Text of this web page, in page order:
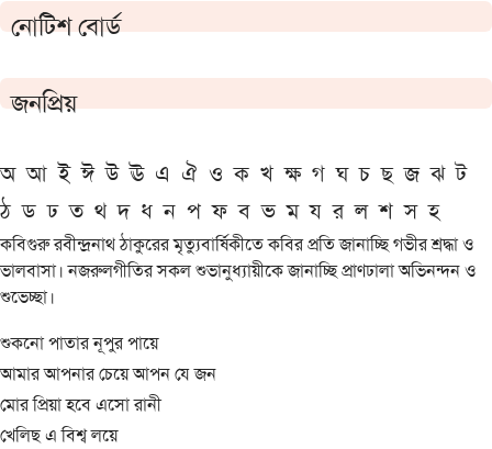
নোটিশ বোর্ড
জনপ্রিয়
অ আ ই ঈ উ ঊ এ ঐ ও ক খ ক্ষ গ ঘ চ ছ জ ঝ ট
ঠ ড ঢ ত থ দ ধ ন প ফ ব ভ ম য র ল শ স হ
কবিগুরু রবীন্দ্রনাথ ঠাকুরের মৃত্যুবার্ষিকীতে কবির প্রতি জানাচ্ছি গভীর শ্রদ্ধা ও
ভালবাসা। নজরুলগীতির সকল শুভানুধ্যায়ীকে জানাচ্ছি প্রাণঢালা অভিনন্দন ও
শুভেচ্ছা।
শুকনো পাতার নূপুর পায়ে
আমার আপনার চেয়ে আপন যে জন
মোর প্রিয়া হবে এসো রানী
খেলিছ এ বিশ্ব লয়ে